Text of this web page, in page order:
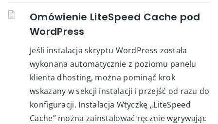
Omówienie LiteSpeed Cache pod
WordPress
Jeśli instalacja skryptu WordPress została
wykonana automatycznie z poziomu panelu
klienta dhosting, można pominąć krok
wskazany w sekcji instalacji i przejść od razu do
konfiguracji. Instalacja Wtyczkę „LiteSpeed
Cache” można zainstalować ręcznie wgrywając